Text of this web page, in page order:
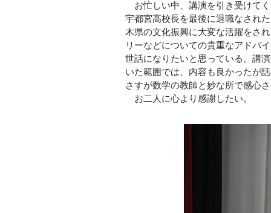
お忙しい中、講演を引き受けて
宇都宮高校長を最後に退職なされ
木県の文化振興に大変な活躍をさ
リーなどについての貴重なアドバ
世話になりたいと思っている。講
いた範囲では、内容も良かったが
さすが数学の教師と妙な所で感心
お二人に心より感謝したい。